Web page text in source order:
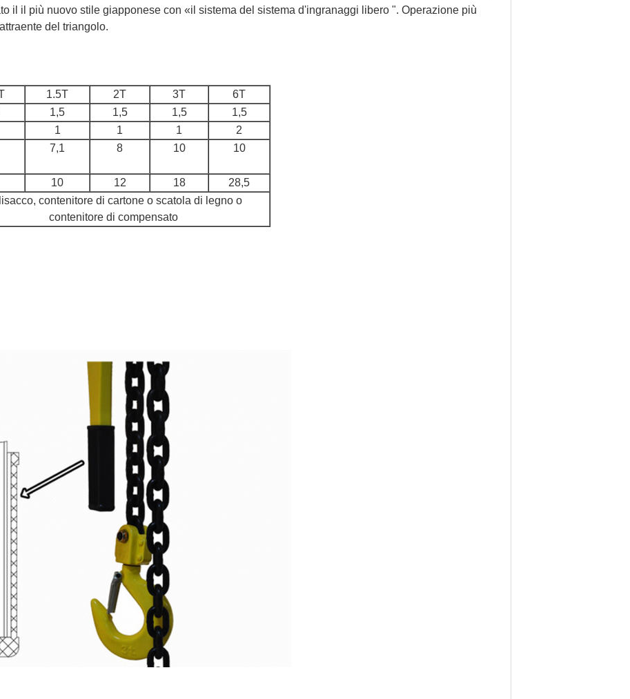
il il più nuovo stile giapponese con «il sistema del sistema d'ingranaggi libero ". Operazione più
del triangolo.
1.5T 2T 3T
6T
1,5 1,5 1,5
1,5
1 1 1
2
7,1 8 10 10
10 12 18
28,5
contenitore di cartone o scatola di legno o
contenitore di compensato